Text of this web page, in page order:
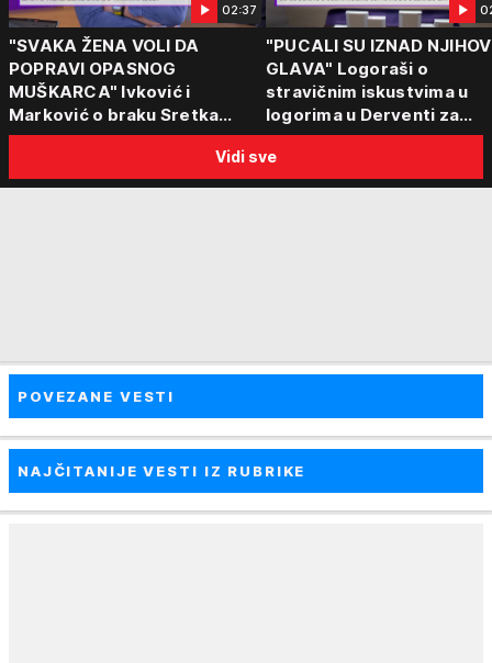
02:37
"SVAKA ŽENA VOLI DA
POPRAVI OPASNOG
MUŠKARCA" Ivković i
Marković o braku Sretka
Kalinića i fenomenu žena koje
biraju kriminalce: "Neće sa
nekim ko nema para"
"PUCALI SU IZNAD
GLAVA" Logoraši o
stravičnim iskustvima u
logorima u Derventi za
emisiju "Puls Srbije
"Tada je počela velika
tortura..."
Vidi sve
POVEZANE VESTI
NAJČITANIJE VESTI IZ RUBRIKE